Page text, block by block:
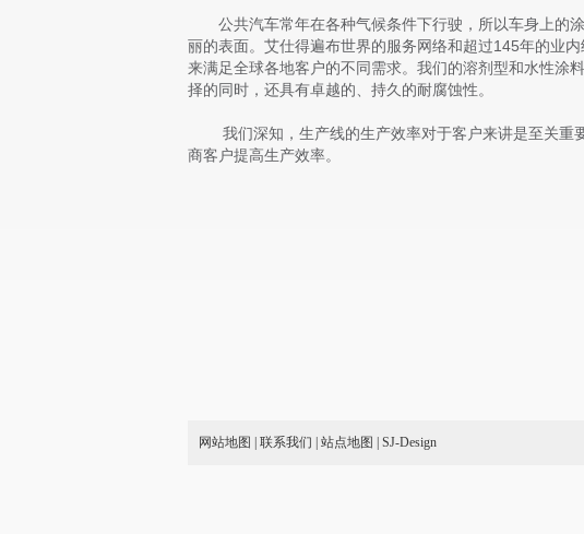
公共汽车常年在各种气候条件下行驶，所以车身上的
丽的表面。艾仕得遍布世界的服务网络和超过145年的业
来满足全球各地客户的不同需求。我们的溶剂型和水性涂
择的同时，还具有卓越的、持久的耐腐蚀性。
我们深知，生产线的生产效率对于客户来讲是至关重
商客户提高生产效率。
网站地图 联系我们 站点地图 SJ-Design